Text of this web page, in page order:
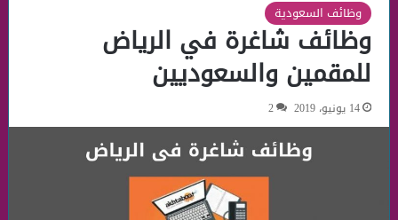
وظائف السعودية
وظائف شاغرة في الرياض
للمقمين والسعوديين
14 يونيو، 2019 2